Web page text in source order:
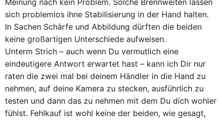
Meinung nach kein Problem. Solche Brennweiten lassen
sich problemlos ihne Stabilisierung in der Hand halten.
In Sachen Schärfe und Abbildung dürften die beiden
keine großartigen Unterschiede aufweisen.
Unterm Strich – auch wenn Du vermutlich eine
eindeutigere Antwort erwartet hast – kann ich Dir nur
raten die zwei mal bei deinem Händler in die Hand zu
nehmen, auf deine Kamera zu stecken, ausführlich zu
testen und dann das zu nehmen mit dem Du dich wohler
fühlst. Fehlkauf ist wohl keine der beiden, wie gesagt,